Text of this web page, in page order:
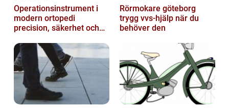
Operationsinstrument i
modern ortopedi
precision, säkerhet och
Rörmokare göteborg
trygg vvs-hjälp när du
behöver den